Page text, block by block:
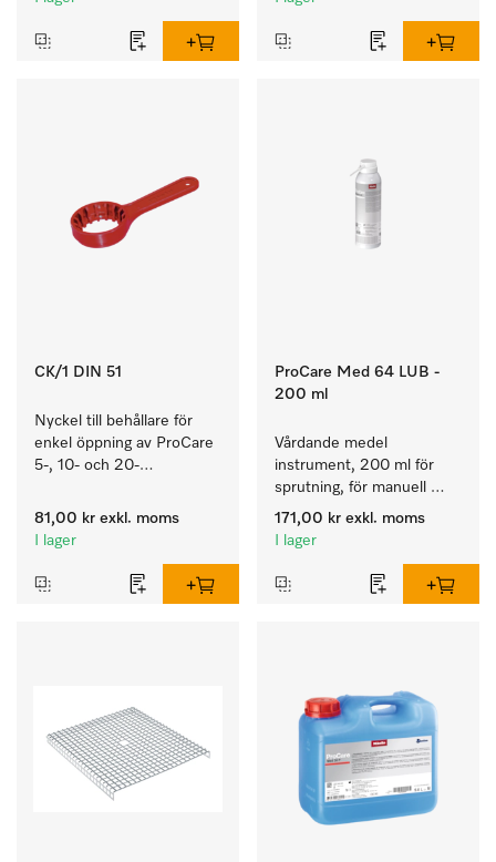
CK/1 DIN 51
Nyckel till behållare för
enkel öppning av ProCare
5-, 10- och 20-
81,00 kr exkl. moms
I lager
ProCare Med 64 LUB -
200 ml
Vårdande medel
instrument, 200 ml för
sprutning, för manuell
skötsel av
medicinprodukter.
171,00 kr exkl. moms
I lager